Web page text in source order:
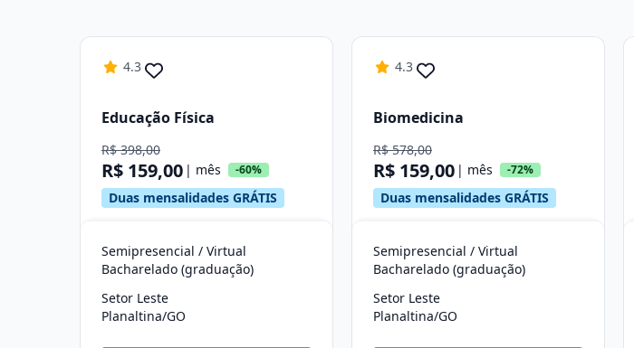
4.3
Educação Física
R$ 398,00
R$ 159,00 | mês -60%
Duas mensalidades GRÁTIS
Semipresencial / Virtual
Bacharelado (graduação)
Setor Leste
Planaltina/GO
4.3
Biomedicina
R$ 578,00
R$ 159,00 | mês -72%
Duas mensalidades GRÁTIS
Semipresencial / Virtual
Bacharelado (graduação)
Setor Leste
Planaltina/GO